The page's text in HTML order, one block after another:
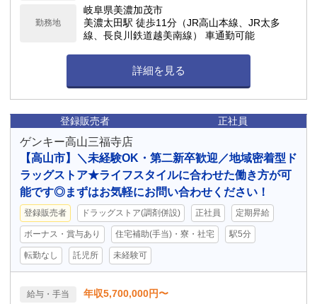
勤務地
岐阜県美濃加茂市
美濃太田駅 徒歩11分（JR高山本線、JR太多
線、長良川鉄道越美南線） 車通勤可能
詳細を見る
登録販売者 正社員
ゲンキー高山三福寺店
【高山市】＼未経験OK・第二新卒歓迎／地域密着型ド
ラッグストア★ライフスタイルに合わせた働き方が可
能です◎まずはお気軽にお問い合わせください！
登録販売者 ドラッグストア(調剤併設) 正社員 定期昇給
ボーナス・賞与あり 住宅補助(手当)・寮・社宅 駅5分
転勤なし 託児所 未経験可
給与・手当 年収5,700,000円〜